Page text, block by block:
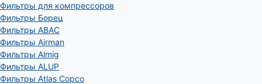
Фильтры для компрессоров
Фильтры Борец
Фильтры ABAC
Фильтры Airman
Фильтры Almig
Фильтры ALUP
Фильтры Atlas Copco